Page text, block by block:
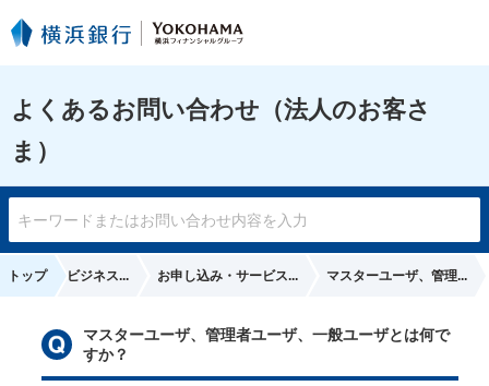
よくあるお問い合わせ（法人のお客さ
ま）
トップ
まぎん〉ビジネス... お申し込み・サービス... マスターユーザ、管理...
マスターユーザ、管理者ユーザ、一般ユーザとは何で
すか？